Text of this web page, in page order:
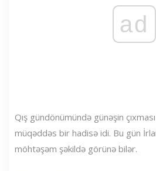
ad
Qış gündönümündə günəşin
müqəddəs bir hadisə idi. Bu gün
möhtəşəm şəkildə görünə bilər.